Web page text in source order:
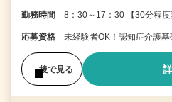
勤務時間 8：30～17：30 【30分程度
応募資格 未経験者OK！認知症介護基
後で見る